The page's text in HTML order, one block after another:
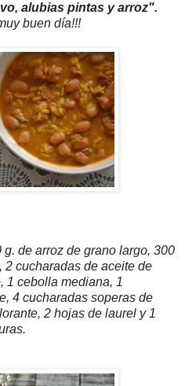
alubias pintas y arroz".
buen día!!!
de arroz de grano largo, 300
2 cucharadas de aceite de
1 cebolla mediana, 1
4 cucharadas soperas de
2 hojas de laurel y 1